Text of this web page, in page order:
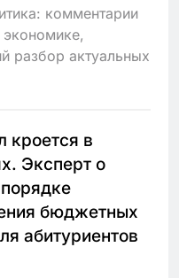
комментарии
экономике,
разбор актуальных
кроется в
Эксперт о
бюджетных
абитуриентов